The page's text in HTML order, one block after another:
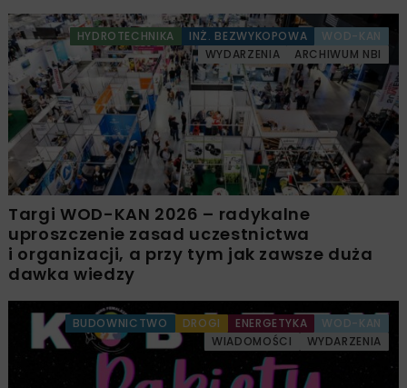
HYDROTECHNIKA INŻ. BEZWYKOPOWA
WOD-KAN
WYDARZENIA
ARCHIWUM NBI
Targi WOD-KAN 2026 – radykalne
uproszczenie zasad uczestnictwa
i organizacji, a przy tym jak zawsze duża
dawka wiedzy
BUDOWNICTWO DROGI ENERGETYKA
WOD-KAN
WIADOMOŚCI
WYDARZENIA